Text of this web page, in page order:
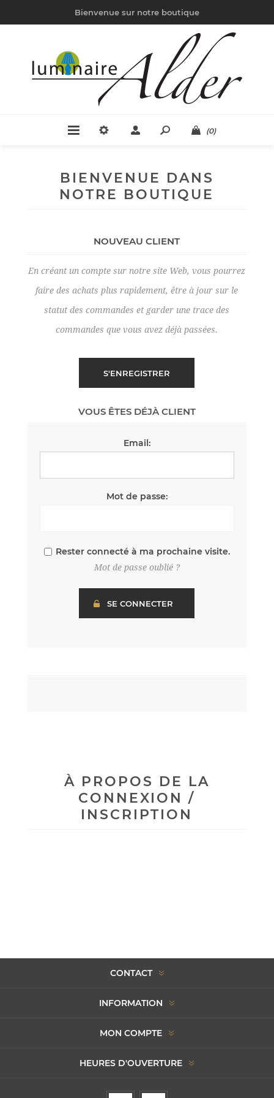
Bienvenue sur notre boutique
(0)
BIENVENUE DANS
NOTRE BOUTIQUE
NOUVEAU CLIENT
En créant un compte sur notre site Web, vous pourrez
faire des achats plus rapidement, être à jour sur le
statut des commandes et garder une trace des
commandes que vous avez déjà passées.
VOUS ÊTES DÉJÀ CLIENT
Email:
Mot de passe:
Rester connecté à ma prochaine visite.
Mot de passe oublié ?
À PROPOS DE LA
CONNEXION /
INSCRIPTION
CONTACT
INFORMATION
MON COMPTE
HEURES D'OUVERTURE